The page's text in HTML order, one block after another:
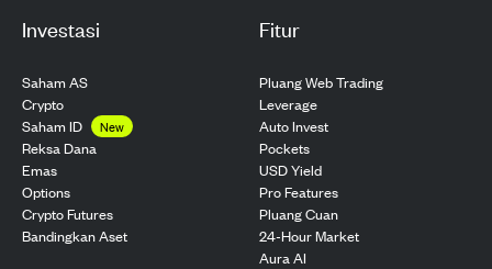
Investasi
Saham AS
Crypto
Saham ID
New
Reksa Dana
Emas
Options
Crypto Futures
Bandingkan Aset
Fitur
Pluang Web Trading
Leverage
Auto Invest
Pockets
USD Yield
Pro Features
Pluang Cuan
24-Hour Market
Aura AI